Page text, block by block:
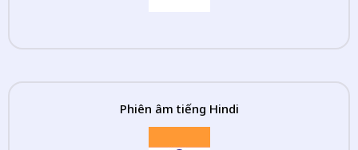
Phiên âm tiếng Hindi